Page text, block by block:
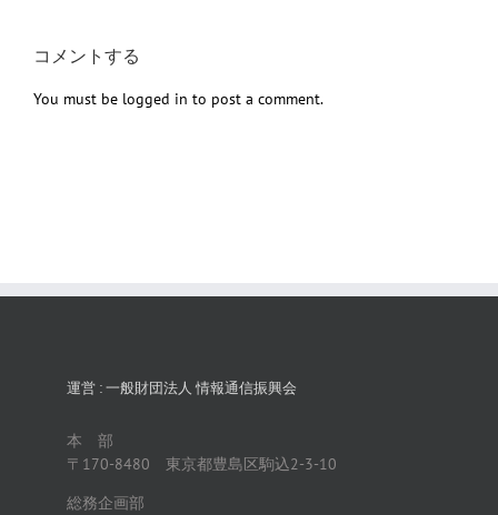
コメントする
You must be logged in to post a comment.
運営 : 一般財団法人 情報通信振興会
本 部
〒170-8480 東京都豊島区駒込2-3-10
総務企画部